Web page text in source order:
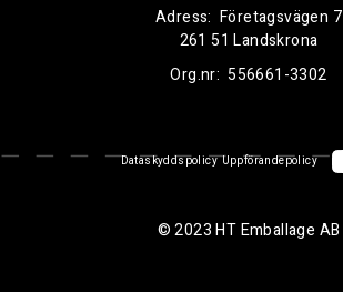
Adress: Företagsvägen 7
261 51 Landskrona
Org.nr: 556661-3302
Dataskyddspolicy Uppförandepolicy
© 2023 HT Emballage AB